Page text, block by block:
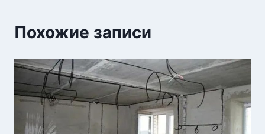
Похожие записи